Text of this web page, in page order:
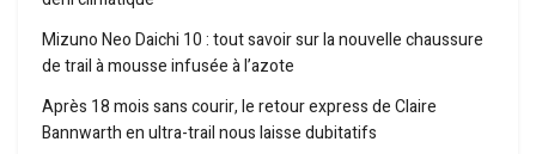
Mizuno Neo Daichi 10 : tout savoir sur la nouvelle chaussure
de trail à mousse infusée à l’azote
Après 18 mois sans courir, le retour express de Claire
Bannwarth en ultra-trail nous laisse dubitatifs